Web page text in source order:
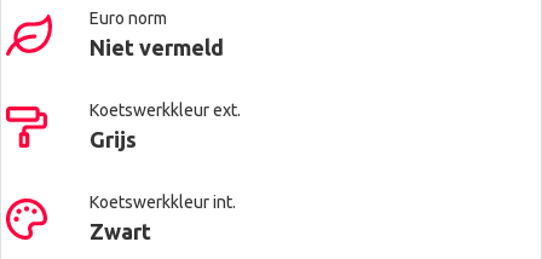
Euro norm
Niet vermeld
Koetswerkkleur ext.
Grijs
Koetswerkkleur int.
Zwart